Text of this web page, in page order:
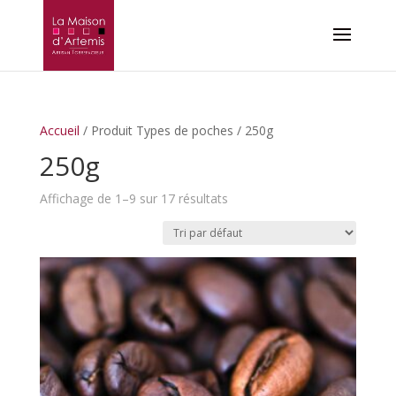
Accueil / Produit Types de poches / 250g
250g
Affichage de 1–9 sur 17 résultats